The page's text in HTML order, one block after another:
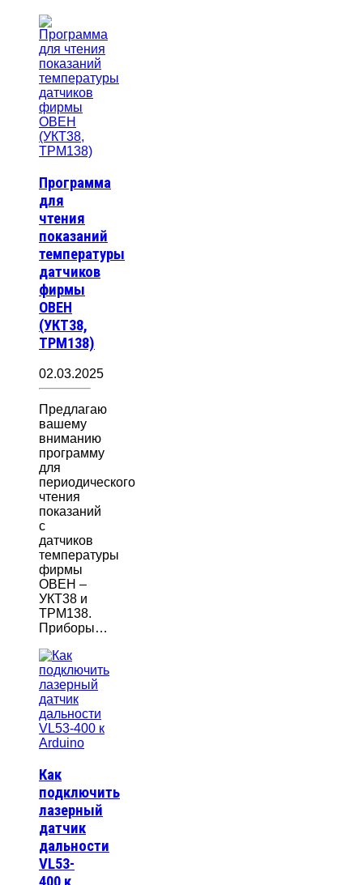
Программа
для
чтения
показаний
температуры
датчиков
фирмы
ОВЕН
(УКТ38,
ТРМ138)
02.03.2025
Предлагаю
вашему
вниманию
программу
для
периодического
чтения
показаний
с
датчиков
температуры
фирмы
ОВЕН –
УКТ38 и
ТРМ138.
Приборы…
Как
подключить
лазерный
датчик
дальности
VL53-